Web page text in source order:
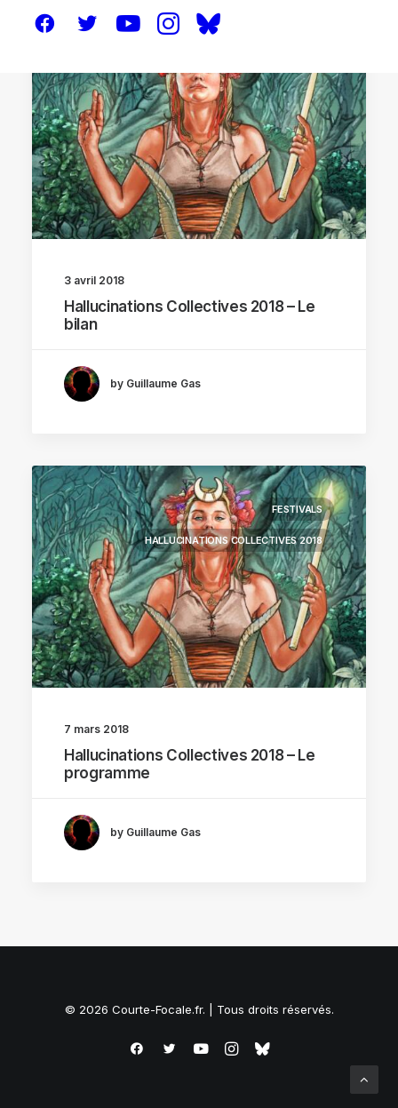
3 avril 2018
Hallucinations Collectives 2018 – Le
bilan
by Guillaume Gas
FESTIVALS
HALLUCINATIONS COLLECTIVES 2018
7 mars 2018
Hallucinations Collectives 2018 – Le
programme
by Guillaume Gas
© 2026 Courte-Focale.fr. | Tous droits réservés.